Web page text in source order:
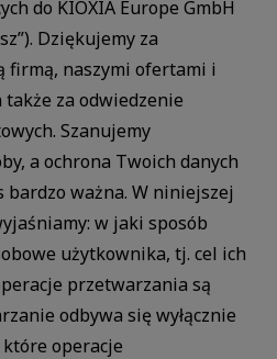
do KIOXIA Europe GmbH
Dziękujemy za
firmą, naszymi ofertami i
za odwiedzenie
Szanujemy
a ochrona Twoich danych
bardzo ważna. W niniejszej
w jaki sposób
użytkownika, tj. cel ich
przetwarzania są
odbywa się wyłącznie
operacje